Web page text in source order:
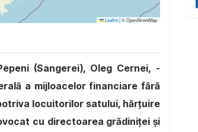
Leaflet|© OpenStreetMap
(Sangerei), Oleg Cernei, -
a mijloacelor financiare fără
locuitorilor satului, hărțuire
cu directoarea grădiniței și